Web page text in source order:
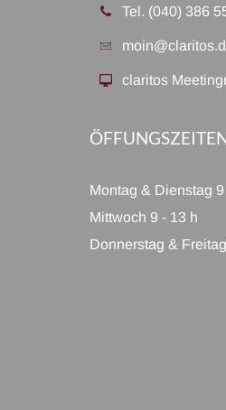
Tel. (040) 386
claritos
Montag & Dienstag
Mittwoch 9 - 13 h
Donnerstag &